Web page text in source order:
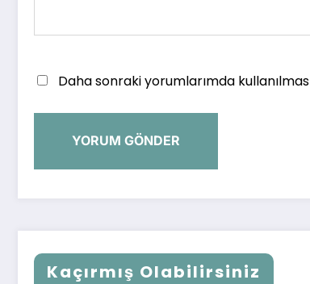
Daha sonraki yorumlarımda
Kaçırmış Olabilirsiniz